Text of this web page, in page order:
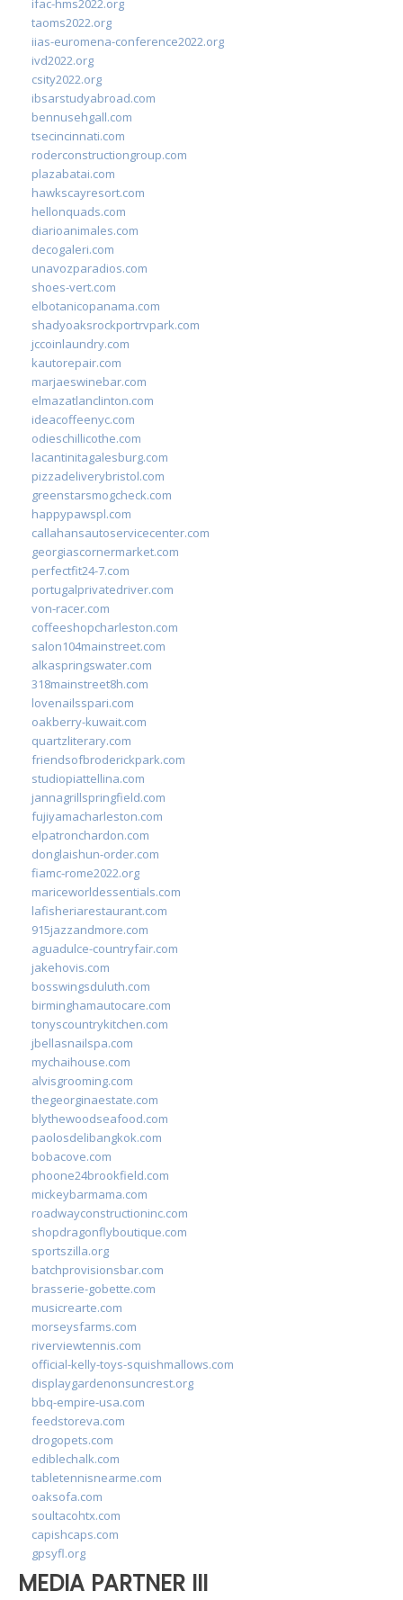
taoms2022.org
iias-euromena-conference2022.org
ivd2022.org
csity2022.org
ibsarstudyabroad.com
bennusehgall.com
tsecincinnati.com
roderconstructiongroup.com
plazabatai.com
hawkscayresort.com
hellonquads.com
diarioanimales.com
decogaleri.com
unavozparadios.com
shoes-vert.com
elbotanicopanama.com
shadyoaksrockportrvpark.com
jccoinlaundry.com
kautorepair.com
marjaeswinebar.com
elmazatlanclinton.com
ideacoffeenyc.com
odieschillicothe.com
lacantinitagalesburg.com
pizzadeliverybristol.com
greenstarsmogcheck.com
happypawspl.com
callahansautoservicecenter.com
georgiascornermarket.com
perfectfit24-7.com
portugalprivatedriver.com
von-racer.com
coffeeshopcharleston.com
salon104mainstreet.com
alkaspringswater.com
318mainstreet8h.com
lovenailsspari.com
oakberry-kuwait.com
quartzliterary.com
friendsofbroderickpark.com
studiopiattellina.com
jannagrillspringfield.com
fujiyamacharleston.com
elpatronchardon.com
donglaishun-order.com
fiamc-rome2022.org
mariceworldessentials.com
lafisheriarestaurant.com
915jazzandmore.com
aguadulce-countryfair.com
jakehovis.com
bosswingsduluth.com
birminghamautocare.com
tonyscountrykitchen.com
jbellasnailspa.com
mychaihouse.com
alvisgrooming.com
thegeorginaestate.com
blythewoodseafood.com
paolosdelibangkok.com
bobacove.com
phoone24brookfield.com
mickeybarmama.com
roadwayconstructioninc.com
shopdragonflyboutique.com
sportszilla.org
batchprovisionsbar.com
brasserie-gobette.com
musicrearte.com
morseysfarms.com
riverviewtennis.com
official-kelly-toys-squishmallows.com
displaygardenonsuncrest.org
bbq-empire-usa.com
feedstoreva.com
drogopets.com
ediblechalk.com
tabletennisnearme.com
oaksofa.com
soultacohtx.com
capishcaps.com
gpsyfl.org
MEDIA PARTNER III